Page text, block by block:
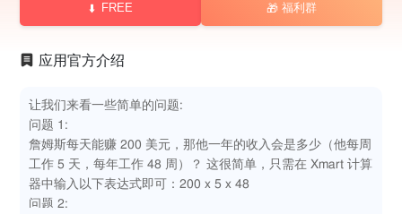
FREE 🎁 福利群
应用官方介绍
让我们来看一些简单的问题:
问题 1:
詹姆斯每天能赚 200 美元，那他一年的收入会是多少（他每周
工作 5 天，每年工作 48 周）？ 这很简单，只需在 Xmart 计算
器中输入以下表达式即可：200 x 5 x 48
问题 2: